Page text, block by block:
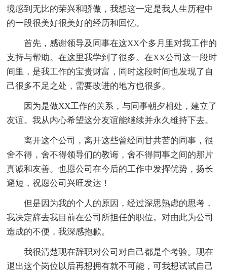
境感到无比的荣兴和骄傲，我想这一定是我人生历程中
的一段很美好很美好的经历和回忆。
首先，感谢领导及同事在这XX个多月里对我工作的
支持与帮助。在这里我学到了很多。在XX公司这一段时
间里，是我工作的宝贵财富，同时这段时间也发现了自
己很多不足之处，需要改进的地方也很多。
因为是做XX工作的关系，与同事朝夕相处，建立了
友谊。我从内心希望这分友谊能继续并永久维持下去。
离开这个公司，离开这些曾经同甘共苦的同事，很
舍不得，舍不得领导们的教诲，舍不得同事之间的那片
真诚和友善。也愿公司在今后的工作中发挥优势，扬长
避短，祝愿公司兴旺发达！
但是因为我的个人的原因，经过深思熟虑的思考，
我决定辞去我目前在公司所担任的职位。对由此为公司
造成的不便，我深感抱歉。
我很清楚现在辞职对公司对自己都是个考验。现在
退出这个岗位以后再想拥有就不可能，可我想试试自己